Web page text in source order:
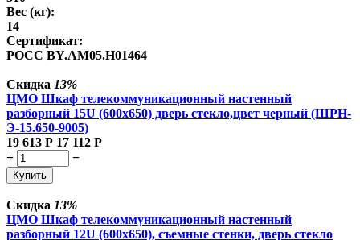
Вес (кг):
14
Сертификат:
POCC BY.AM05.H01464
Скидка 13%
ЦМО Шкаф телекоммуникационный настенный
разборный 15U (600х650) дверь стекло,цвет черный (ШРН-
Э-15.650-9005)
19 613 Р 17 112 Р
+
−
Купить
Скидка 13%
ЦМО Шкаф телекоммуникационный настенный
разборный 12U (600х650), съемные стенки, дверь стекло